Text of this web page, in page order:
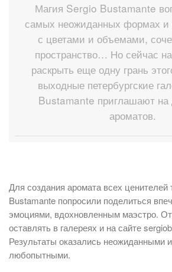
Магия Sergio Bustamante
самых неожиданных формах и
с цветами и объемами,
пространство… Но сейчас
раскрыть еще одну грань
выходные петербургские
Bustamante приглашают на
ароматов.
Для создания аромата всех ценителей
Bustamante попросили поделиться
эмоциями, вдохновленным маэстро.
оставлять в галереях и на сайте
Результаты оказались неожиданными
любопытными.